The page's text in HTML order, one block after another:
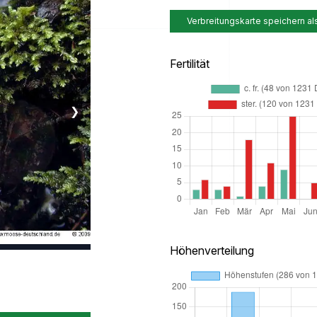
❯
Verbreitungskarte speichern
Fertilität
Höhenverteilung